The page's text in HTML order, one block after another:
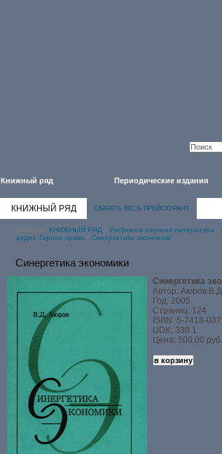
Книжный ряд Периодические издания
КНИЖНЫЙ РЯД СКАЧАТЬ ВЕСЬ ПРЕЙСКУРАНТ
КНИЖНЫЙ РЯД Учебная и научная литература
аудит. Горное право
Синергетика экономики
Синергетика экономики
Синергетика
Автор: Аюров
Год: 2005
Страниц: 124
ISBN: 5-7418-
UDK: 330.1
Цена: 500.00 руб.